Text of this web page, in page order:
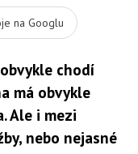
na Googlu
chodí
má obvykle
Ale i mezi
nebo nejasné